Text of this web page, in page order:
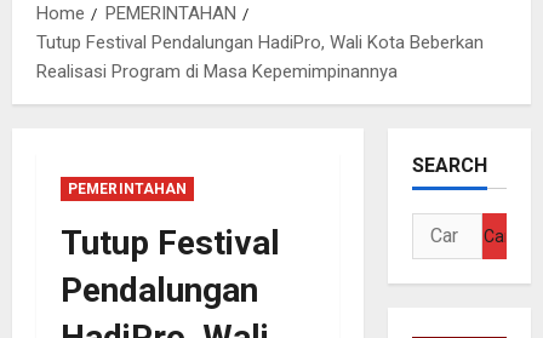
Home
PEMERINTAHAN
Tutup Festival Pendalungan HadiPro, Wali Kota Beberkan
Realisasi Program di Masa Kepemimpinannya
PEMERINTAHAN
Tutup Festival
Pendalungan
SEARCH
Cari
untuk: